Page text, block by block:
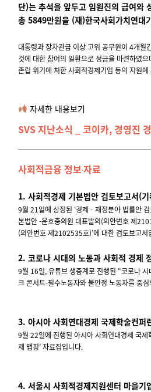
단)는 추석을 앞두고 임원진의 급여와
총 5849만원을 (재)한국사회가치연대
대통령과 장차관급 이상 고위 공무원이 4개
것에 대한 참여의 일환으로 성금을 마련하였
존립 위기에 처한 사회적경제기업 등의 지원
자세한 내용보기
SVS 지난소식 _ 코이카, 경영진
사회적금융 정보·자료
1. 사회적경제 기본법안 검토보고서(
9월 21일에 상정된 ‘경제ㆍ재정분야 법률안
본법안 -윤호중의원 대표발의(의안번호 제
(의안번호 제2102535호)’에 대한 검토보고서
2. 코로나 시대의 노동과 사회적 경제
9월 16일, 유튜브 생중계로 진행된 “코로나
크 콘서트-필수노동자와 불안정 노동자를 중
3. 아시아 사회연대경제 국제학술컨퍼
9월 22일에 진행된 아시아 사회연대경제 국제
제 맵핑’ 자료집입니다.
4. 서울시 사회적경제지원센터 마을기